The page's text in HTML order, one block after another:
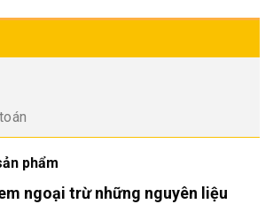
phẩm
ngoại trừ những nguyên liệu